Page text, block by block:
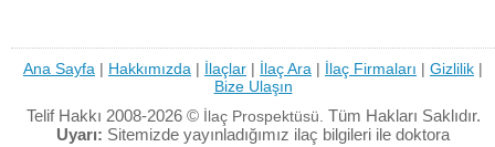
Ana Sayfa | Hakkımızda | İlaçlar | İlaç Ara | İlaç Firmaları | Gizlilik |
Bize Ulaşın
Telif Hakkı 2008-2026 © İlaç Prospektüsü. Tüm Hakları Saklıdır.
Uyarı: Sitemizde yayınladığımız ilaç bilgileri ile doktora